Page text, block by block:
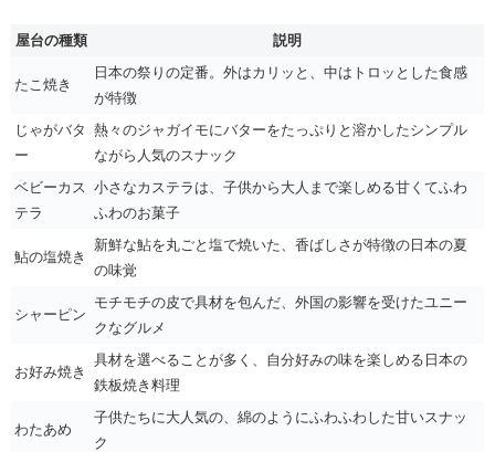
屋台の種類 説明
たこ焼き
日本の祭りの定番。外はカリッと、中はトロッとした食感
が特徴
じゃがバタ
ー
熱々のジャガイモにバターをたっぷりと溶かしたシンプル
ながら人気のスナック
ベビーカス
テラ
小さなカステラは、子供から大人まで楽しめる甘くてふわ
ふわのお菓子
鮎の塩焼き
新鮮な鮎を丸ごと塩で焼いた、香ばしさが特徴の日本の夏
の味覚
シャーピン
モチモチの皮で具材を包んだ、外国の影響を受けたユニー
クなグルメ
お好み焼き
具材を選べることが多く、自分好みの味を楽しめる日本の
鉄板焼き料理
わたあめ
子供たちに大人気の、綿のようにふわふわした甘いスナッ
ク